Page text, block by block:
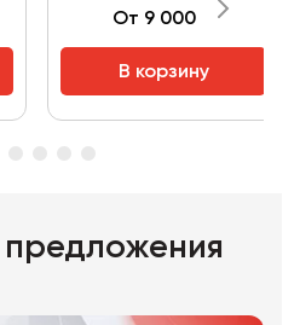
От 9 000 ₽
В корзину